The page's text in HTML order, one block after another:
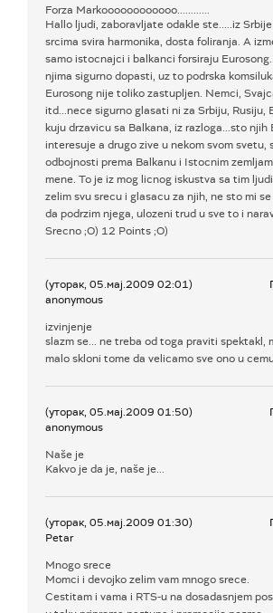
Forza Markoooooooooooo............
Hallo ljudi, zaboravljate odakle ste.....iz
srcima svira harmonika, dosta foliranja. A
samo istocnajci i balkanci forsiraju
njima sigurno dopasti, uz to podrska
Eurosong nije toliko zastupljen. Nemci,
itd...nece sigurno glasati ni za Srbiju, Rusiju,
kuju drzavicu sa Balkana, iz razloga...sto njih
interesuje a drugo zive u nekom svom svetu,
odbojnosti prema Balkanu i Istocnim
mene. To je iz mog licnog iskustva sa tim
zelim svu srecu i glasacu za njih, ne sto mi
da podrzim njega, ulozeni trud u sve to i
Srecno ;O) 12 Points ;O)
(уторак, 05.мај.2009 02:01)
anonymous
izvinjenje
slazm se... ne treba od toga praviti spektakl,
malo skloni tome da velicamo sve ono u
(уторак, 05.мај.2009 01:50)
anonymous
Naše je
Kakvo je da je, naše je...
(уторак, 05.мај.2009 01:30)
Petar
Mnogo srece
Momci i devojko zelim vam mnogo srece.
Cestitam i vama i RTS-u na dosadasnjem